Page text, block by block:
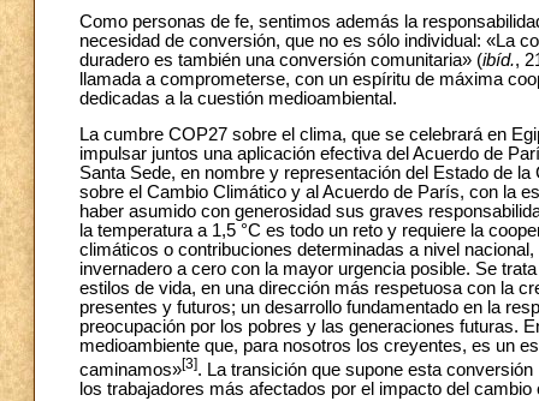
Como personas de fe, sentimos además la
necesidad de conversión, que no es sólo individual: «La
duradero es también una conversión comunitaria» (ibíd.,
llamada a comprometerse, con un espíritu de máxima
dedicadas a la cuestión medioambiental.
La cumbre COP27 sobre el clima, que se celebrará en
impulsar juntos una aplicación efectiva del Acuerdo de
Santa Sede, en nombre y representación del Estado de
sobre el Cambio Climático y al Acuerdo de París, con la
haber asumido con generosidad sus graves
la temperatura a 1,5 °C es todo un reto y requiere la
climáticos o contribuciones determinadas a nivel
invernadero a cero con la mayor urgencia posible. Se
estilos de vida, en una dirección más respetuosa con la
presentes y futuros; un desarrollo fundamentado en la
preocupación por los pobres y las generaciones futuras.
medioambiente que, para nosotros los creyentes, es un
caminamos»[3]. La transición que supone esta
los trabajadores más afectados por el impacto del cambio